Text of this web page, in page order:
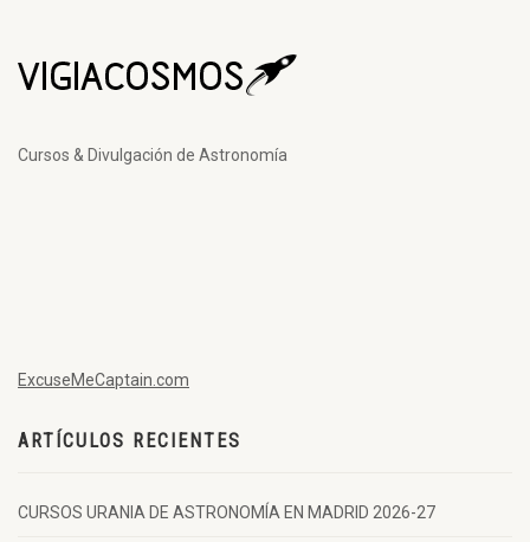
Cursos & Divulgación de Astronomía
ExcuseMeCaptain.com
ARTÍCULOS RECIENTES
CURSOS URANIA DE ASTRONOMÍA EN MADRID 2026-27